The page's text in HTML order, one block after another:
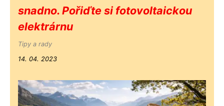
snadno. Pořiďte si fotovoltaickou
elektrárnu
Tipy a rady
14. 04. 2023